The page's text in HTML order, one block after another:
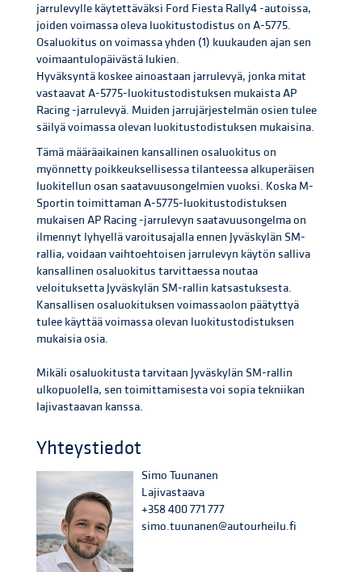
jarrulevylle käytettäväksi Ford Fiesta Rally4 -autoissa,
joiden voimassa oleva luokitustodistus on A-5775.
Osaluokitus on voimassa yhden (1) kuukauden ajan sen
voimaantulopäivästä lukien.
Hyväksyntä koskee ainoastaan jarrulevyä, jonka mitat
vastaavat A-5775-luokitustodistuksen mukaista AP
Racing -jarrulevyä. Muiden jarrujärjestelmän osien tulee
säilyä voimassa olevan luokitustodistuksen mukaisina.
Tämä määräaikainen kansallinen osaluokitus on
myönnetty poikkeuksellisessa tilanteessa alkuperäisen
luokitellun osan saatavuusongelmien vuoksi. Koska M-
Sportin toimittaman A-5775-luokitustodistuksen
mukaisen AP Racing -jarrulevyn saatavuusongelma on
ilmennyt lyhyellä varoitusajalla ennen Jyväskylän SM-
rallia, voidaan vaihtoehtoisen jarrulevyn käytön salliva
kansallinen osaluokitus tarvittaessa noutaa
veloituksetta Jyväskylän SM-rallin katsastuksesta.
Kansallisen osaluokituksen voimassaolon päätyttyä
tulee käyttää voimassa olevan luokitustodistuksen
mukaisia osia.
Mikäli osaluokitusta tarvitaan Jyväskylän SM-rallin
ulkopuolella, sen toimittamisesta voi sopia tekniikan
lajivastaavan kanssa.
Yhteystiedot
Simo Tuunanen
Lajivastaava
+358 400 771 777
simo.tuunanen@autourheilu.fi